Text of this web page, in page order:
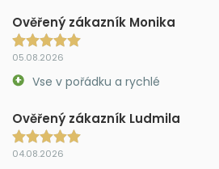
Ověřený zákazník Monika
05.08.2026
Vse v pořádku a rychlé
Ověřený zákazník Ludmila
04.08.2026